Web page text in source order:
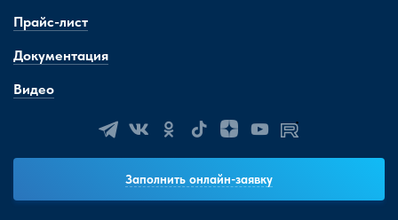
Прайс-лист
Документация
Видео
Заполнить онлайн-заявку